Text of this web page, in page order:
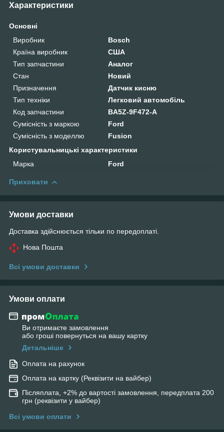
Характеристики
Основні
Виробник
Bosch
Країна виробник
США
Тип запчастини
Аналог
Стан
Новий
Призначення
Датчик кисню
Тип техніки
Легковий автомобіль
Код запчастини
BA5Z-9F472-A
Сумісність з маркою
Ford
Сумісність з моделлю
Fusion
Користувальницькі характеристики
Марка
Ford
Приховати
Умови доставки
Доставка здійснюється тільки по передоплаті.
Нова Пошта
Всі умови доставки
Умови оплати
Ви отримаєте замовлення
або гроші повернуться на вашу картку
Детальніше
Оплата на рахунок
Оплата на картку (Реквізити на вайбер)
Післяплата, +2% до вартості замовлення, передплата 200
грн (реквізити у вайбер)
Всі умови оплати